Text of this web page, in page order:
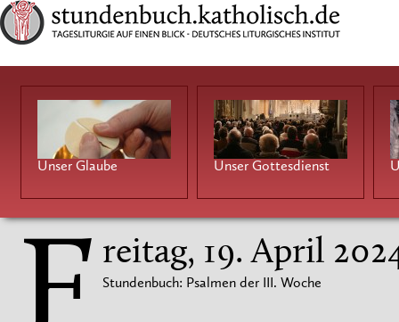
Unser Glaube Unser Gottesdienst
reitag, 19. April
Stundenbuch: Psalmen der III. Woche